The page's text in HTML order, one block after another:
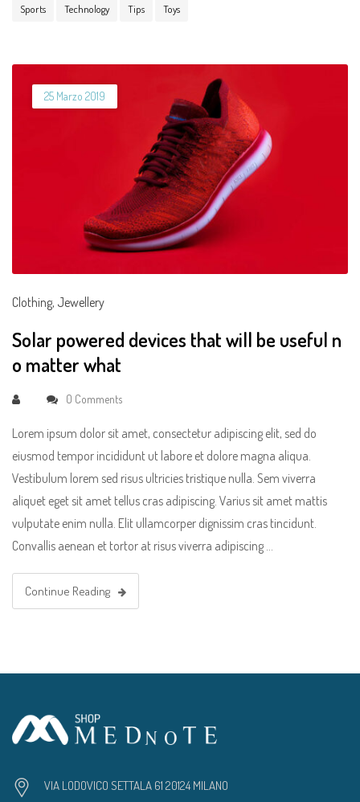
Sports Technology Tips Toys
25 Marzo 2019
Clothing, Jewellery
Solar powered devices that will be useful n
o matter what
0 Comments
Lorem ipsum dolor sit amet, consectetur adipiscing elit, sed do
eiusmod tempor incididunt ut labore et dolore magna aliqua.
Vestibulum lorem sed risus ultricies tristique nulla. Sem viverra
aliquet eget sit amet tellus cras adipiscing. Varius sit amet mattis
vulputate enim nulla. Elit ullamcorper dignissim cras tincidunt.
Convallis aenean et tortor at risus viverra adipiscing …
Continue Reading
VIA LODOVICO SETTALA 61 20124 MILANO